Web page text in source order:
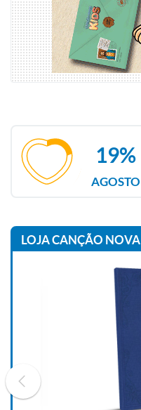
AGOSTO
19%
LOJA CANÇÃO NOVA